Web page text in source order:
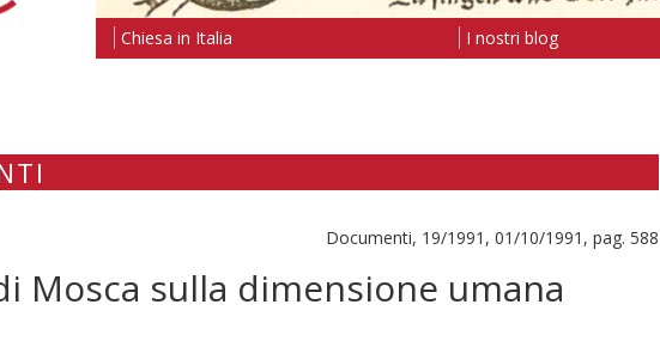
Chiesa in Italia I nostri blog
Documenti, 19/1991, 01/10/1991, pag. 588
Mosca sulla dimensione umana